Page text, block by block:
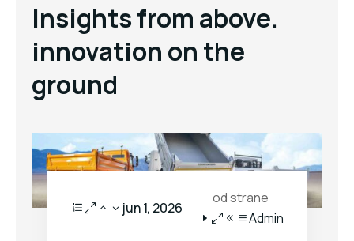
Insights from above.
innovation on the
ground
od strane
Admin
jun 1, 2026